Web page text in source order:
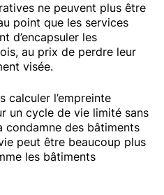
ne peuvent plus être
point que les services
d’encapsuler les
au prix de perdre leur
visée.
calculer l’empreinte
un cycle de vie limité sans
condamne des bâtiments
peut être beaucoup plus
les bâtiments